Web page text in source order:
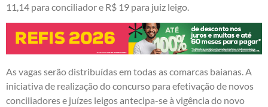
11,14 para conciliador e R$ 19 para juiz leigo.
As vagas serão distribuídas em todas as comarcas baianas. A
iniciativa de realização do concurso para efetivação de novos
conciliadores e juízes leigos antecipa-se à vigência do novo